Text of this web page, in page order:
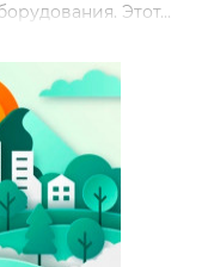
Этот...